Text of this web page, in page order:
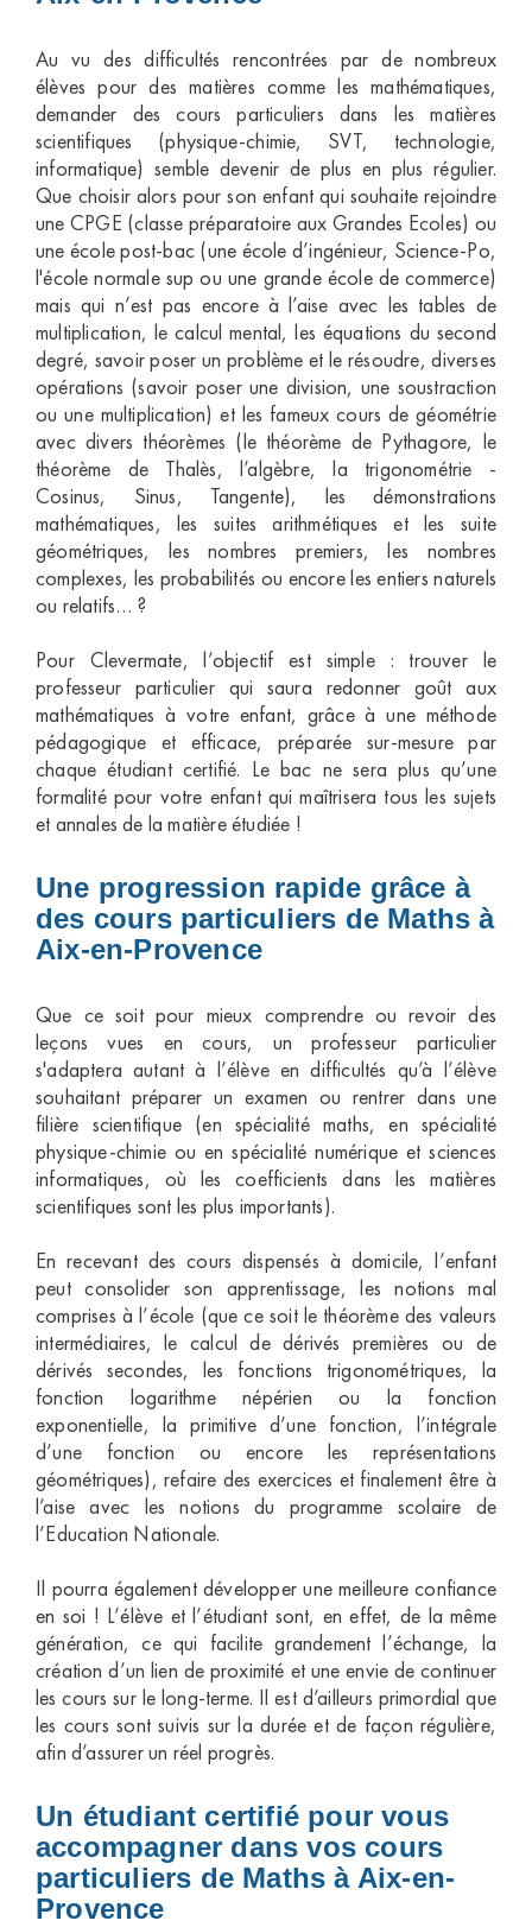
Au vu des difficultés rencontrées par de nombreux
élèves pour des matières comme les mathématiques,
demander des cours particuliers dans les matières
scientifiques (physique-chimie, SVT, technologie,
informatique) semble devenir de plus en plus régulier.
Que choisir alors pour son enfant qui souhaite rejoindre
une CPGE (classe préparatoire aux Grandes Ecoles) ou
une école post-bac (une école d’ingénieur, Science-Po,
l'école normale sup ou une grande école de commerce)
mais qui n’est pas encore à l’aise avec les tables de
multiplication, le calcul mental, les équations du second
degré, savoir poser un problème et le résoudre, diverses
opérations (savoir poser une division, une soustraction
ou une multiplication) et les fameux cours de géométrie
avec divers théorèmes (le théorème de Pythagore, le
théorème de Thalès, l’algèbre, la trigonométrie -
Cosinus, Sinus, Tangente), les démonstrations
mathématiques, les suites arithmétiques et les suite
géométriques, les nombres premiers, les nombres
complexes, les probabilités ou encore les entiers naturels
ou relatifs… ?
Pour Clevermate, l’objectif est simple : trouver le
professeur particulier qui saura redonner goût aux
mathématiques à votre enfant, grâce à une méthode
pédagogique et efficace, préparée sur-mesure par
chaque étudiant certifié. Le bac ne sera plus qu’une
formalité pour votre enfant qui maîtrisera tous les sujets
et annales de la matière étudiée !
Une progression rapide grâce à
des cours particuliers de Maths à
Aix-en-Provence
Que ce soit pour mieux comprendre ou revoir des
leçons vues en cours, un professeur particulier
s'adaptera autant à l’élève en difficultés qu’à l’élève
souhaitant préparer un examen ou rentrer dans une
filière scientifique (en spécialité maths, en spécialité
physique-chimie ou en spécialité numérique et sciences
informatiques, où les coefficients dans les matières
scientifiques sont les plus importants).
En recevant des cours dispensés à domicile, l’enfant
peut consolider son apprentissage, les notions mal
comprises à l’école (que ce soit le théorème des valeurs
intermédiaires, le calcul de dérivés premières ou de
dérivés secondes, les fonctions trigonométriques, la
fonction logarithme népérien ou la fonction
exponentielle, la primitive d’une fonction, l’intégrale
d’une fonction ou encore les représentations
géométriques), refaire des exercices et finalement être à
l’aise avec les notions du programme scolaire de
l’Education Nationale.
Il pourra également développer une meilleure confiance
en soi ! L’élève et l’étudiant sont, en effet, de la même
génération, ce qui facilite grandement l’échange, la
création d’un lien de proximité et une envie de continuer
les cours sur le long-terme. Il est d’ailleurs primordial que
les cours sont suivis sur la durée et de façon régulière,
afin d’assurer un réel progrès.
Un étudiant certifié pour vous
accompagner dans vos cours
particuliers de Maths à Aix-en-
Provence